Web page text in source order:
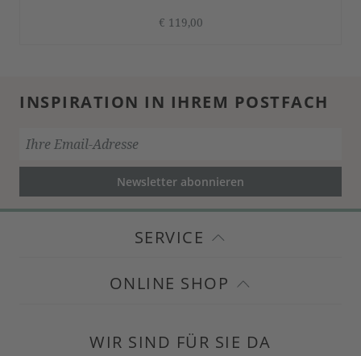
€ 119,00
INSPIRATION IN IHREM POSTFACH
Newsletter abonnieren
SERVICE
ONLINE SHOP
WIR SIND FÜR SIE DA